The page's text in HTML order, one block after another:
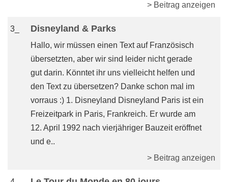
> Beitrag anzeigen
3_ Disneyland & Parks
Hallo, wir müssen einen Text auf Französisch
übersetzten, aber wir sind leider nicht gerade
gut darin. Könntet ihr uns vielleicht helfen und
den Text zu übersetzen? Danke schon mal im
vorraus :) 1. Disneyland Disneyland Paris ist ein
Freizeitpark in Paris, Frankreich. Er wurde am
12. April 1992 nach vierjähriger Bauzeit eröffnet
und e..
> Beitrag anzeigen